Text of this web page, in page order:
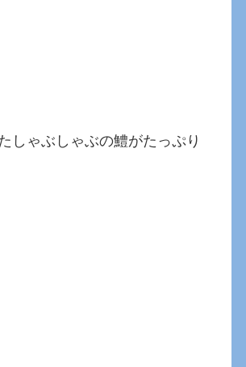
しゃぶしゃぶの鱧がたっぷり